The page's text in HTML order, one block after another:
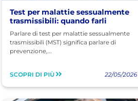
Test per malattie sessualmente
trasmissibili: quando farli
Parlare di test per malattie sessualmente
trasmissibili (MST) significa parlare di
prevenzione,...
SCOPRI DI PIÙ 22/05/2026